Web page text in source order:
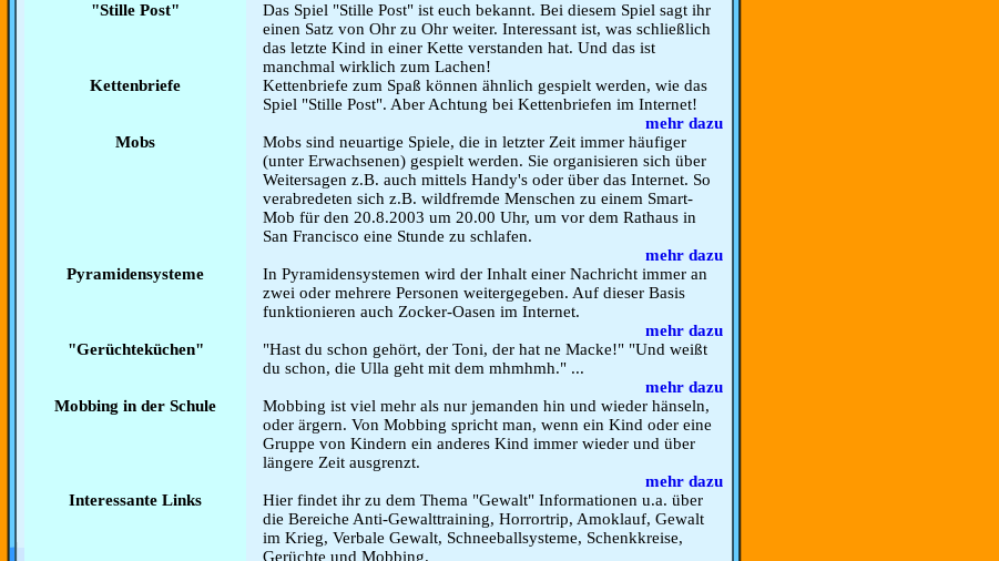
"Stille Post"
Das Spiel "Stille Post" ist euch bekannt. Bei diesem Spiel sagt ihr
einen Satz von Ohr zu Ohr weiter. Interessant ist, was schließlich
das letzte Kind in einer Kette verstanden hat. Und das ist
manchmal wirklich zum Lachen!
Kettenbriefe
Kettenbriefe zum Spaß können ähnlich gespielt werden, wie das
Spiel "Stille Post". Aber Achtung bei Kettenbriefen im Internet!
mehr dazu
Mobs
Mobs sind neuartige Spiele, die in letzter Zeit immer häufiger
(unter Erwachsenen) gespielt werden. Sie organisieren sich über
Weitersagen z.B. auch mittels Handy's oder über das Internet. So
verabredeten sich z.B. wildfremde Menschen zu einem Smart-
Mob für den 20.8.2003 um 20.00 Uhr, um vor dem Rathaus in
San Francisco eine Stunde zu schlafen.
mehr dazu
Pyramidensysteme
In Pyramidensystemen wird der Inhalt einer Nachricht immer an
zwei oder mehrere Personen weitergegeben. Auf dieser Basis
funktionieren auch Zocker-Oasen im Internet.
mehr dazu
"Gerüchteküchen"
"Hast du schon gehört, der Toni, der hat ne Macke!" "Und weißt
du schon, die Ulla geht mit dem mhmhmh." ...
mehr dazu
Mobbing in der Schule
Mobbing ist viel mehr als nur jemanden hin und wieder hänseln,
oder ärgern. Von Mobbing spricht man, wenn ein Kind oder eine
Gruppe von Kindern ein anderes Kind immer wieder und über
längere Zeit ausgrenzt.
mehr dazu
Interessante Links
Hier findet ihr zu dem Thema "Gewalt" Informationen u.a. über
die Bereiche Anti-Gewalttraining, Horrortrip, Amoklauf, Gewalt
im Krieg, Verbale Gewalt, Schneeballsysteme, Schenkkreise,
Gerüchte und Mobbing.